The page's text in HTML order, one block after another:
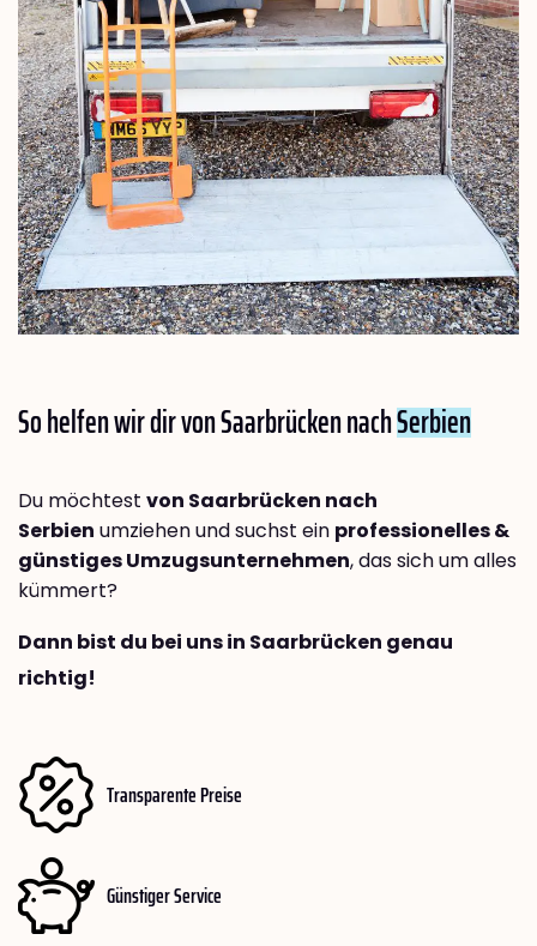
So helfen wir dir von Saarbrücken nachSerbien
Du möchtest von Saarbrücken nach
Serbien umziehen und suchst ein professionelles &
günstiges Umzugsunternehmen, das sich um alles
kümmert?
Dann bist du bei uns in Saarbrücken genau
richtig!
Transparente Preise
Günstiger Service